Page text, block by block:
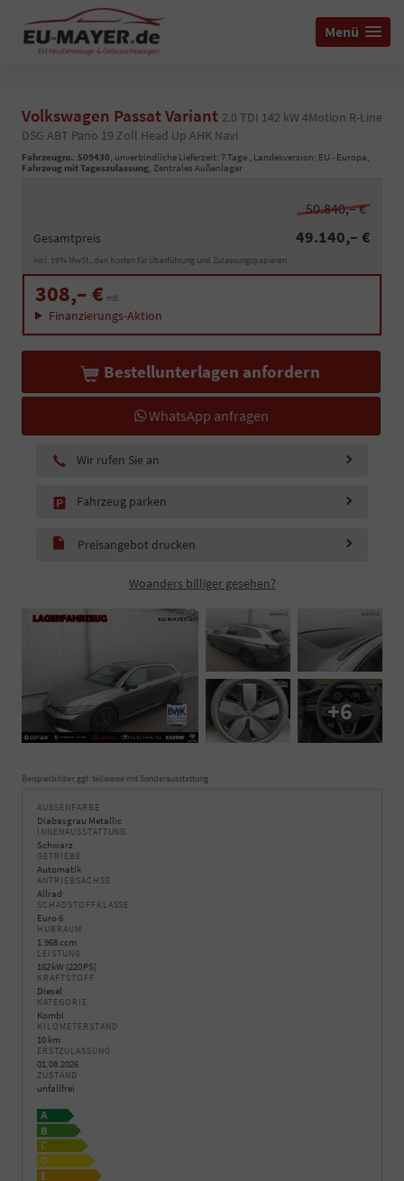
Menü
Volkswagen Passat Variant 2.0 TDI 142 kW 4Motion R-Line
DSG ABT Pano 19 Zoll Head Up AHK Navi
Fahrzeugnr.: 509430, unverbindliche Lieferzeit: 7 Tage , Landesversion: EU - Europa,
Fahrzeug mit Tageszulassung, Zentrales Außenlager
50.840,– €
Gesamtpreis 49.140,– €
incl. 19% MwSt., den Kosten für Überführung und Zulassungspapieren
308,– € mtl.
Finanzierungs-Aktion
WhatsApp anfragen
Bestellunterlagen anfordern
Wir rufen Sie an
Fahrzeug parken
Preisangebot drucken
Woanders billiger gesehen?
+6
Beispielbilder, ggf. teilweise mit Sonderausstattung
AUSSENFARBE
Diabasgrau Metallic
INNENAUSSTATTUNG
Schwarz
GETRIEBE
Automatik
ANTRIEBSACHSE
Allrad
SCHADSTOFFKLASSE
Euro 6
HUBRAUM
1.968 ccm
LEISTUNG
162 kW (220 PS)
KRAFTSTOFF
Diesel
KATEGORIE
Kombi
KILOMETERSTAND
10 km
ERSTZULASSUNG
01.08.2026
ZUSTAND
unfallfrei